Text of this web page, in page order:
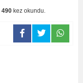
490 kez okundu.